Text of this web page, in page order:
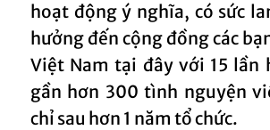
hoạt động ý nghĩa, có sức
hưởng đến cộng đồng các
Việt Nam tại đây với 15 lần
gần hơn 300 tình nguyện
chỉ sau hơn 1 năm tổ chức.